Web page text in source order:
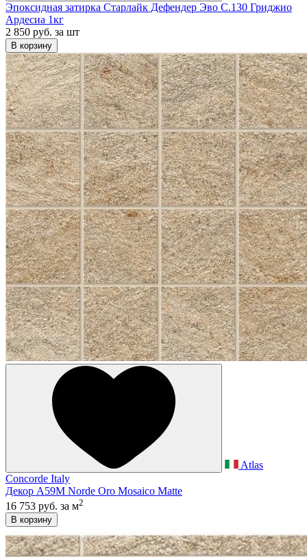
Эпоксидная затирка Старлайк Дефендер Эво С.130 Гриджио
Ардесиа 1кг
2 850 руб. за шт
В корзину
Atlas
Concorde Italy
Декор A59M Norde Oro Mosaico Matte
16 753 руб. за м2
В корзину